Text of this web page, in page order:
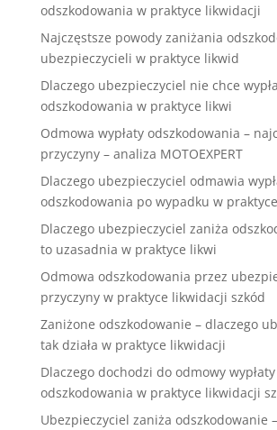
odszkodowania w praktyce likwidacji
Najczęstsze powody zaniżania
ubezpieczycieli w praktyce likwid
Dlaczego ubezpieczyciel nie chce
odszkodowania w praktyce likwi
Odmowa wypłaty odszkodowania –
przyczyny – analiza MOTOEXPERT
Dlaczego ubezpieczyciel odmawia
odszkodowania po wypadku w
Dlaczego ubezpieczyciel zaniża
to uzasadnia w praktyce likwi
Odmowa odszkodowania przez
przyczyny w praktyce likwidacji szkód
Zaniżone odszkodowanie – dlaczego
tak działa w praktyce likwidacji
Dlaczego dochodzi do odmowy wypłaty
odszkodowania w praktyce likwidacji
Ubezpieczyciel zaniża odszkodowanie